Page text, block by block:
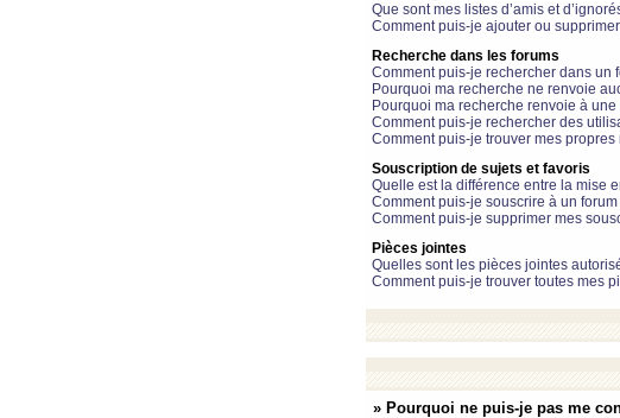
Que sont mes listes d’amis et
Comment puis-je ajouter ou
Recherche dans les forums
Comment puis-je rechercher dans un
Pourquoi ma recherche ne renvoie
Pourquoi ma recherche renvoie à
Comment puis-je rechercher des
Comment puis-je trouver mes
Souscription de sujets et favoris
Quelle est la différence entre la mise
Comment puis-je souscrire à un
Comment puis-je supprimer mes
Pièces jointes
Quelles sont les pièces jointes
Comment puis-je trouver toutes mes
» Pourquoi ne puis-je pas me